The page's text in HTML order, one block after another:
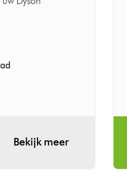
Bekijk meer